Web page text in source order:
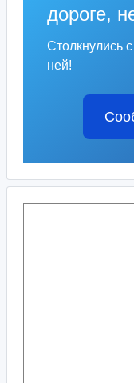
дороге,
Столкнулись
ней!